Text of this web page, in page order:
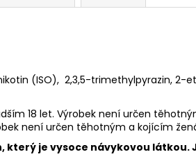
(ISO), 2,3,5-trimethylpyrazin,
není určen těhotným a kojícím
který je vysoce návykovou látkou.